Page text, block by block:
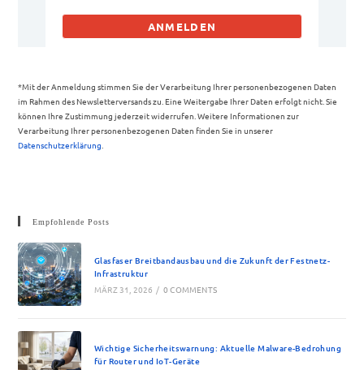
ANMELDEN
*Mit der Anmeldung stimmen Sie der Verarbeitung Ihrer personenbezogenen Daten
im Rahmen des Newsletterversands zu. Eine Weitergabe Ihrer Daten erfolgt nicht. Sie
können Ihre Zustimmung jederzeit widerrufen. Weitere Informationen zur
Verarbeitung Ihrer personenbezogenen Daten finden Sie in unserer
Datenschutzerklärung.
Empfohlende Posts
Glasfaser Breitbandausbau und die Zukunft der Festnetz-
Infrastruktur
MÄRZ 31, 2026 / 0 COMMENTS
Wichtige Sicherheitswarnung: Aktuelle Malware-Bedrohung
für Router und IoT-Geräte